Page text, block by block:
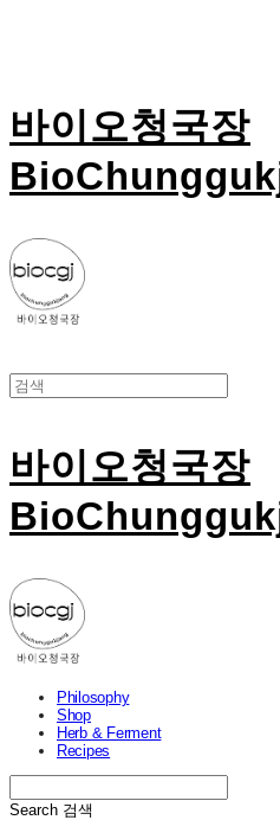
바이오청국장
바이오청국장
Philosophy
Shop
Herb & Ferment
Recipes
Search 검색